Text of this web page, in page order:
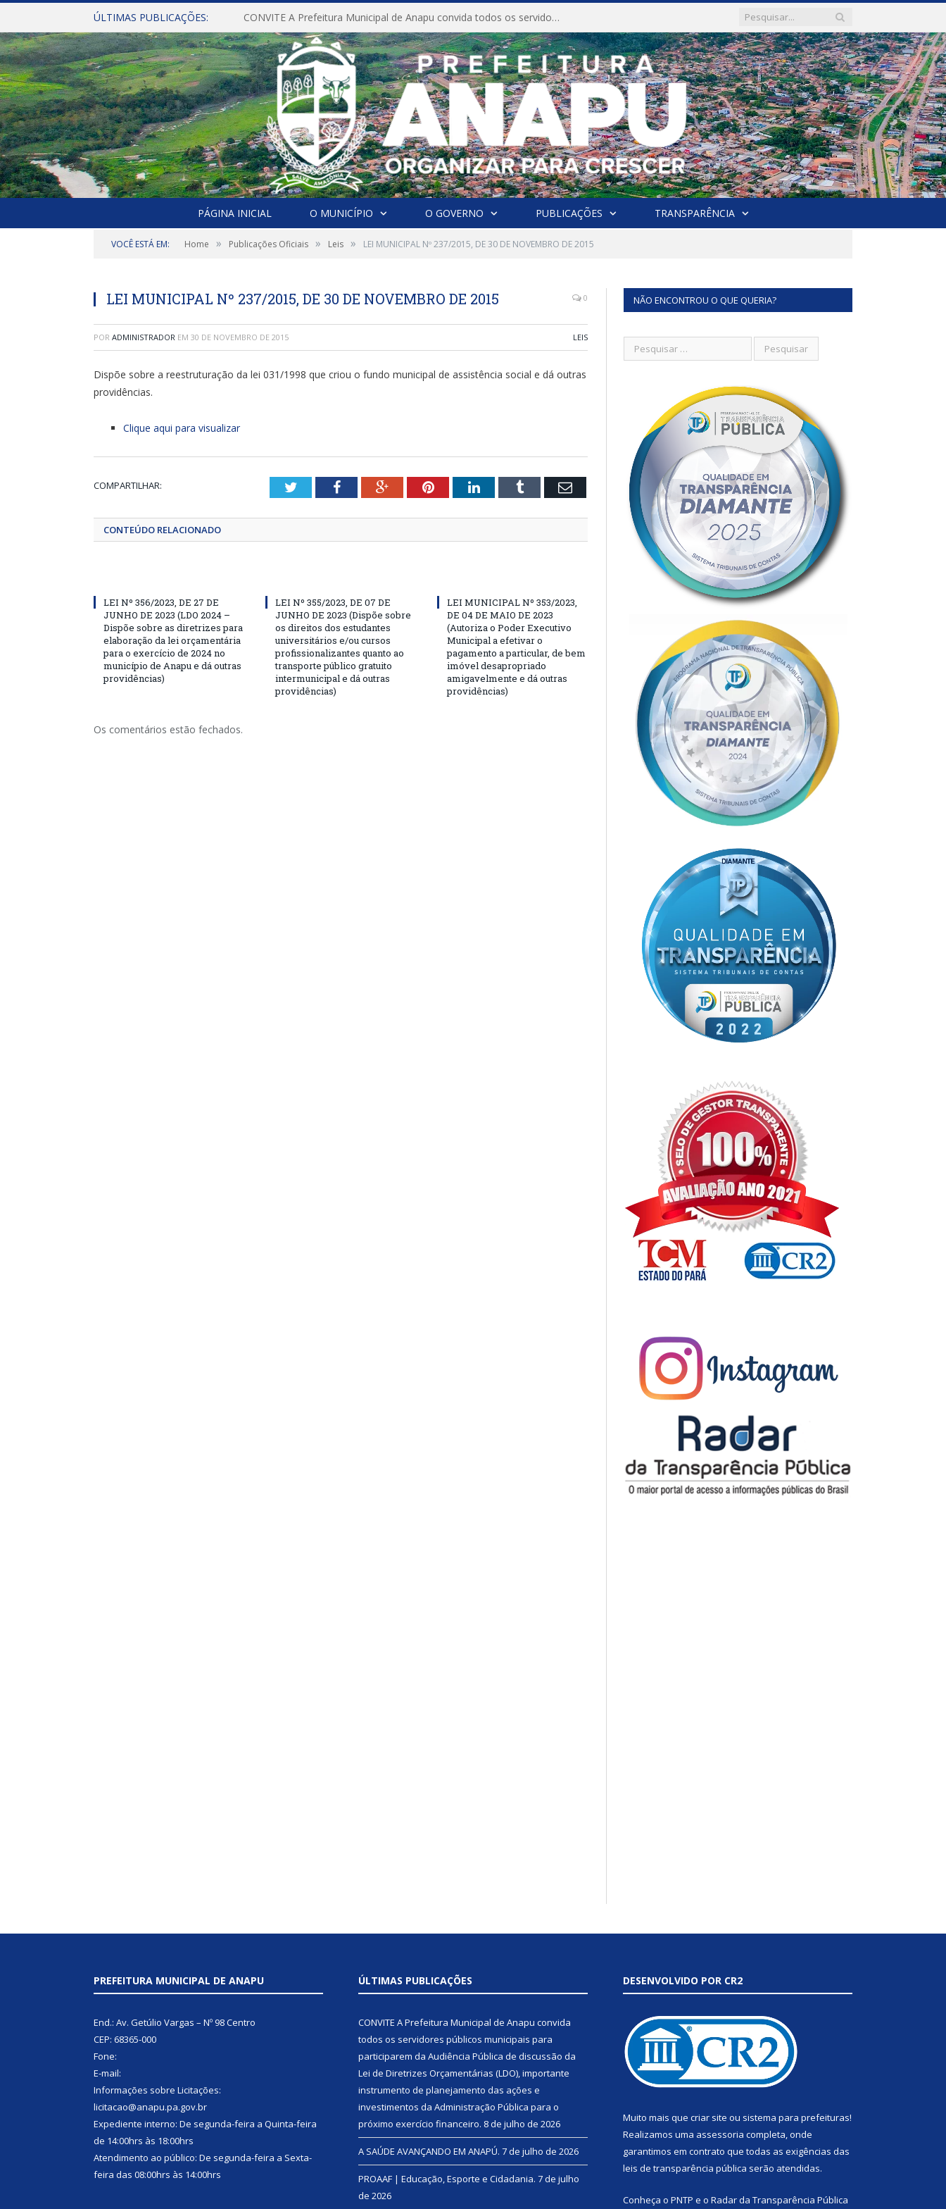
ÚLTIMAS PUBLICAÇÕES: CONVITE A Prefeitura Municipal de Anapu convida todos os servidores públicos municipais para participarem da Audiência Pública de discussão da Lei de Diretrizes Orçamentárias (LDO), importante instrumento de planejamento das ações e investimentos da Administração Pública para o próximo exercício financeiro.
PÁGINA INICIAL O MUNICÍPIO O GOVERNO PUBLICAÇÕES TRANSPARÊNCIA
VOCÊ ESTÁ EM: Home » Publicações Oficiais » Leis » LEI MUNICIPAL Nº 237/2015, DE 30 DE NOVEMBRO DE 2015
LEI MUNICIPAL Nº 237/2015, DE 30 DE NOVEMBRO DE 2015 0
POR ADMINISTRADOR EM 30 DE NOVEMBRO DE 2015 LEIS
Dispõe sobre a reestruturação da lei 031/1998 que criou o fundo municipal de assistência social e dá outras
providências.
Clique aqui para visualizar
COMPARTILHAR: TwitterFacebookGoogle+PinterestLinkedInTumblr Email
CONTEÚDO RELACIONADO
LEI Nº 356/2023, DE 27 DE
JUNHO DE 2023 (LDO 2024 –
Dispõe sobre as diretrizes para
elaboração da lei orçamentária
para o exercício de 2024 no
município de Anapu e dá outras
providências)
LEI Nº 355/2023, DE 07 DE
JUNHO DE 2023 (Dispõe sobre
os direitos dos estudantes
universitários e/ou cursos
profissionalizantes quanto ao
transporte público gratuito
intermunicipal e dá outras
providências)
LEI MUNICIPAL Nº 353/2023,
DE 04 DE MAIO DE 2023
(Autoriza o Poder Executivo
Municipal a efetivar o
pagamento a particular, de bem
imóvel desapropriado
amigavelmente e dá outras
providências)
Os comentários estão fechados.
NÃO ENCONTROU O QUE QUERIA?
PREFEITURA MUNICIPAL DE ANAPU
End.: Av. Getúlio Vargas – Nº 98 Centro
CEP: 68365-000
Fone:
E-mail:
Informações sobre Licitações:
licitacao@anapu.pa.gov.br
Expediente interno: De segunda-feira a Quinta-feira
de 14:00hrs às 18:00hrs
Atendimento ao público: De segunda-feira a Sexta-
feira das 08:00hrs às 14:00hrs
ÚLTIMAS PUBLICAÇÕES
CONVITE A Prefeitura Municipal de Anapu convida
todos os servidores públicos municipais para
participarem da Audiência Pública de discussão da
Lei de Diretrizes Orçamentárias (LDO), importante
instrumento de planejamento das ações e
investimentos da Administração Pública para o
próximo exercício financeiro. 8 de julho de 2026
A SAÚDE AVANÇANDO EM ANAPÚ. 7 de julho de 2026
PROAAF | Educação, Esporte e Cidadania. 7 de julho
de 2026
DESENVOLVIDO POR CR2
Muito mais que criar site ou sistema para prefeituras!
Realizamos uma assessoria completa, onde
garantimos em contrato que todas as exigências das
leis de transparência pública serão atendidas.
Conheça o PNTP e o Radar da Transparência Pública